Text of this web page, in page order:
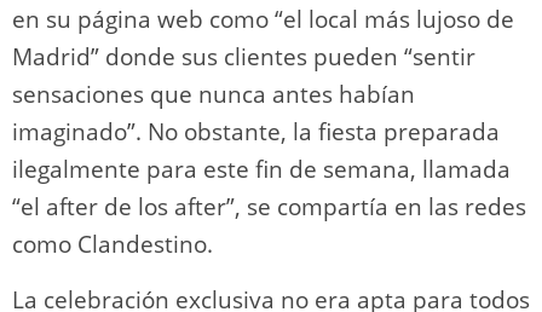
en su página web como “el local más lujoso de
Madrid” donde sus clientes pueden “sentir
sensaciones que nunca antes habían
imaginado”. No obstante, la fiesta preparada
ilegalmente para este fin de semana, llamada
“el after de los after”, se compartía en las redes
como Clandestino.
La celebración exclusiva no era apta para todos